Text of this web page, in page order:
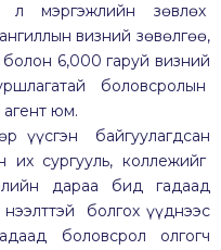
л мэргэжлийн зөвлөх
визний зөвөлгөө,
болон 6,000 гаруй визний
боловсролын
агент юм.
үүсгэн байгуулагдсан
их сургууль, коллежийг
дараа бид гадаад
нээлттэй болгох үүднээс
боловсрол олгогч